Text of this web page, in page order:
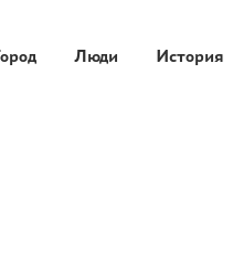
Люди История